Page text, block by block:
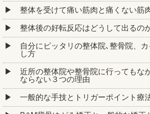
整体を受けて痛い筋肉と痛くない筋
整体後の好転反応はどうして出るの
自分にピッタリの整体院､整骨院、
し方
近所の整体院や整骨院に行ってもな
ならない３つの理由
一般的な手技とトリガーポイント療